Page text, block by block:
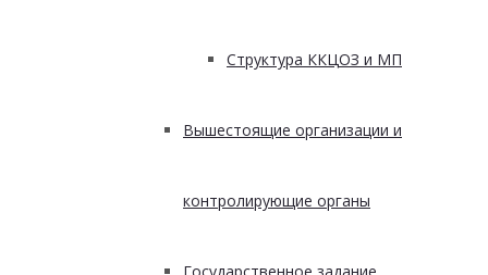
Структура ККЦОЗ и МП
Вышестоящие организации и
контролирующие органы